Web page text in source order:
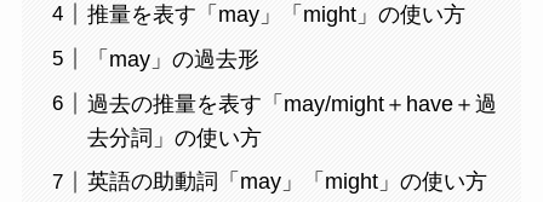
推量を表す「may」「might」の使い方
「may」の過去形
過去の推量を表す「may/might＋have＋過
去分詞」の使い方
英語の助動詞「may」「might」の使い方